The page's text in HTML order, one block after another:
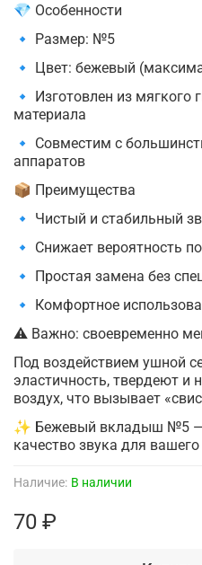
Наличие: В наличии
70 ₽
💎 Особенности
🔹 Размер: №5
🔹 Цвет: бежевый
🔹 Изготовлен из мягкого
материала
🔹 Совместим с
аппаратов
📦 Преимущества
🔹 Чистый и стабильный
🔹 Снижает вероятность
🔹 Простая замена без
🔹 Комфортное
⚠️ Важно: своевременно
Под воздействием ушной
эластичность, твердеют и
воздух, что вызывает
✨ Бежевый вкладыш №5 —
качество звука для